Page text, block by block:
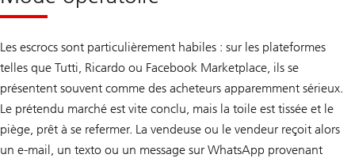
Les escrocs sont particulièrement habiles : sur les plateformes
telles que Tutti, Ricardo ou Facebook Marketplace, ils se
présentent souvent comme des acheteurs apparemment sérieux.
Le prétendu marché est vite conclu, mais la toile est tissée et le
piège, prêt à se refermer. La vendeuse ou le vendeur reçoit alors
un e-mail, un texto ou un message sur WhatsApp provenant